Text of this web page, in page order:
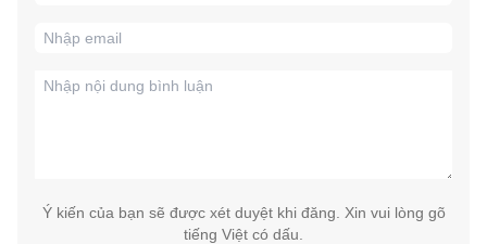
Ý kiến của bạn sẽ được xét duyệt khi đăng. Xin vui lòng gõ
tiếng Việt có dấu.